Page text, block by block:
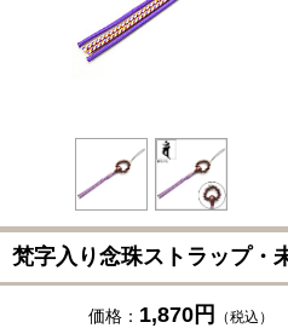
梵字入り念珠ストラップ・
価格： 1,870円 （税込）